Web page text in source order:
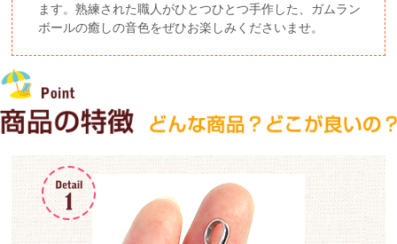
ます。熟練された職人がひとつひとつ手作した、ガムラン
ボールの癒しの音色をぜひお楽しみくださいませ。